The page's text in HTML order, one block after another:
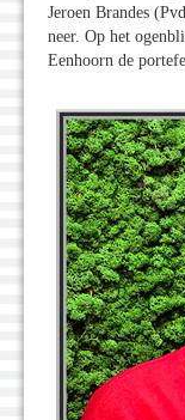
Jeroen Brandes
neer. Op het
Eenhoorn de